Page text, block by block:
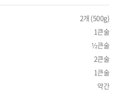
2개 (500g)
1큰술
½큰술
2큰술
1큰술
약간